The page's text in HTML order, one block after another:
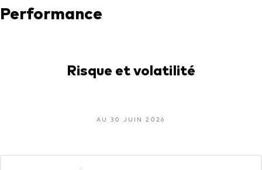
Performance
Risque et volatilité
AU 30 JUIN 2026